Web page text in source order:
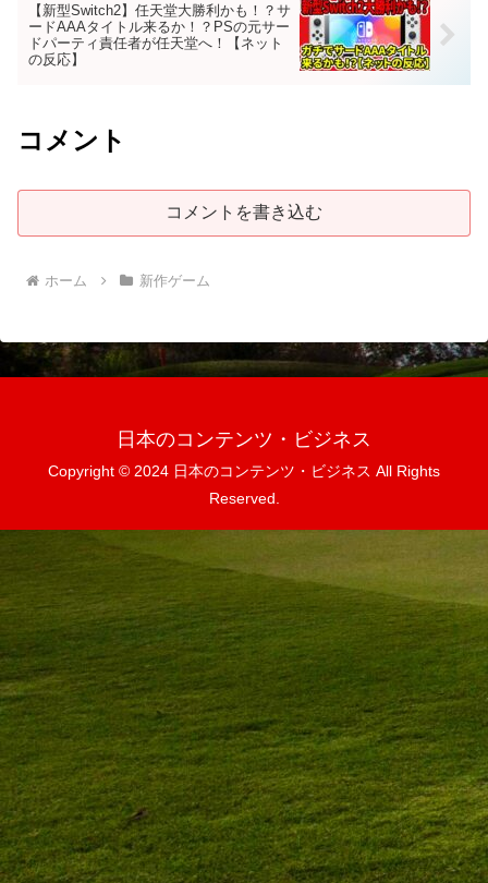
【新型Switch2】任天堂大勝利かも！？サ
ードAAAタイトル来るか！？PSの元サー
ドパーティ責任者が任天堂へ！【ネット
の反応】
コメント
コメントを書き込む
ホーム 新作ゲーム
日本のコンテンツ・ビジネス
Copyright © 2024 日本のコンテンツ・ビジネス All Rights
Reserved.